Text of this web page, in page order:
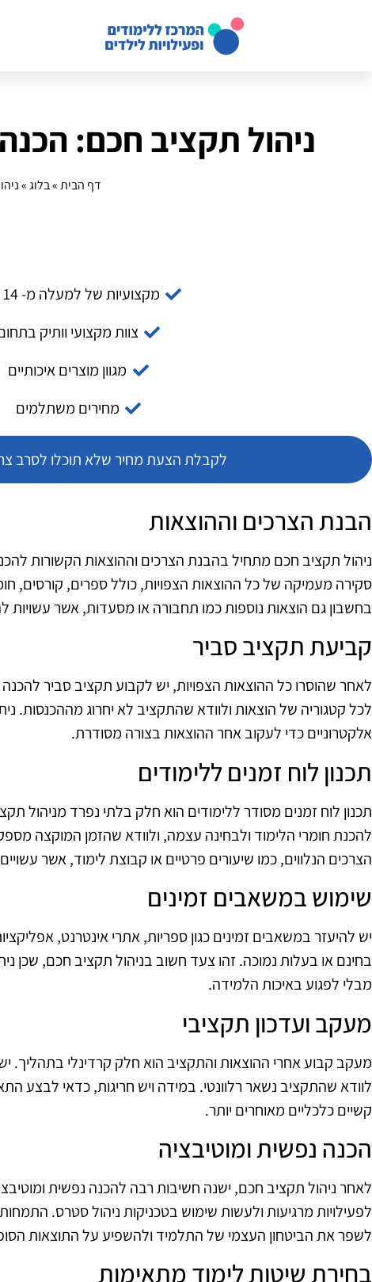
ניהול תקציב חכם:
דף הבית»בלוג»
מקצועיות של למעלה מ- 14 שנה
צוות מקצועי וותיק
מגוון מוצרים איכותיים
מחירים משתלמים
לקבלת הצעת מחיר שלא תוכלו לסרב
הבנת הצרכים וההוצאות
ניהול תקציב חכם מתחיל בהבנת הצרכים וההוצאות הקשורות
סקירה מעמיקה של כל ההוצאות הצפויות, כולל ספרים, קורסים,
בחשבון גם הוצאות נוספות כמו תחבורה או מסעדות, אשר
קביעת תקציב סביר
לאחר שהוסרו כל ההוצאות הצפויות, יש לקבוע תקציב סביר
לכל קטגוריה של הוצאות ולוודא שהתקציב לא יחרוג מההכנסות. ניתן
אלקטרוניים כדי לעקוב אחר ההוצאות בצורה מסודרת.
תכנון לוח זמנים ללימודים
תכנון לוח זמנים מסודר ללימודים הוא חלק בלתי נפרד מניהול
להכנת חומרי הלימוד ולבחינה עצמה, ולוודא שהזמן המוקצה
הצרכים הנלווים, כמו שיעורים פרטיים או קבוצת לימוד, אשר
שימוש במשאבים זמינים
יש להיעזר במשאבים זמינים כגון ספריות, אתרי אינטרנט,
בחינם או בעלות נמוכה. זהו צעד חשוב בניהול תקציב חכם, שכן
מבלי לפגוע באיכות הלמידה.
מעקב ועדכון תקציבי
מעקב קבוע אחרי ההוצאות והתקציב הוא חלק קרדינלי בתהליך.
לוודא שהתקציב נשאר רלוונטי. במידה ויש חריגות, כדאי לבצע
קשיים כלכליים מאוחרים יותר.
הכנה נפשית ומוטיבציה
לאחר ניהול תקציב חכם, ישנה חשיבות רבה להכנה נפשית
לפעילויות מרגיעות ולעשות שימוש בטכניקות ניהול סטרס.
לשפר את הביטחון העצמי של התלמיד ולהשפיע על התוצאות
בחירת שיטות לימוד מתאימות